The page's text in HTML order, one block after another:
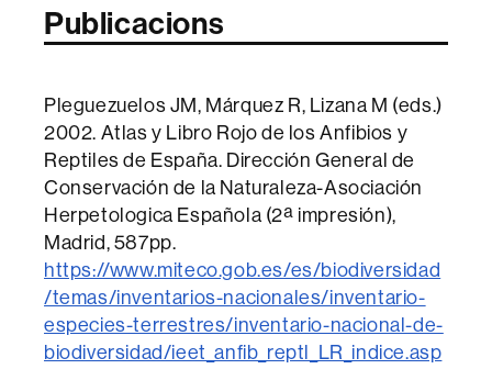
Publicacions
Pleguezuelos JM, Márquez R, Lizana M (eds.)
2002. Atlas y Libro Rojo de los Anfibios y
Reptiles de España. Dirección General de
Conservación de la Naturaleza-Asociación
Herpetologica Española (2ª impresión),
Madrid, 587pp.
https://www.miteco.gob.es/es/biodiversidad
/temas/inventarios-nacionales/inventario-
especies-terrestres/inventario-nacional-de-
biodiversidad/ieet_anfib_reptl_LR_indice.asp